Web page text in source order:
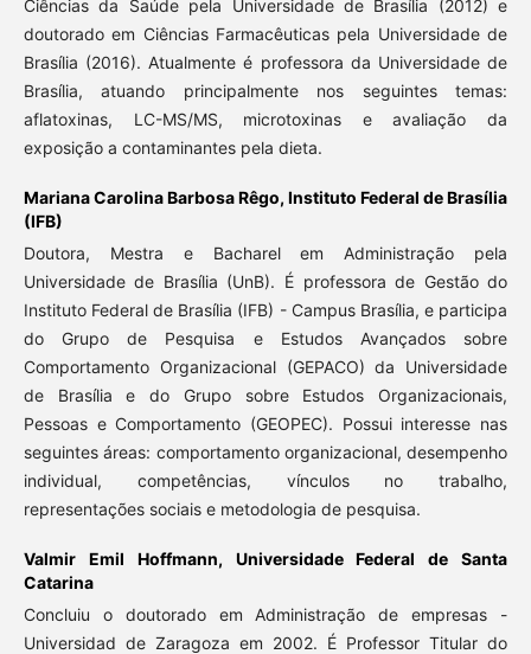
Ciências da Saúde pela Universidade de Brasília (2012) e
doutorado em Ciências Farmacêuticas pela Universidade de
Brasília (2016). Atualmente é professora da Universidade de
Brasília, atuando principalmente nos seguintes temas:
aflatoxinas, LC-MS/MS, microtoxinas e avaliação da
exposição a contaminantes pela dieta.
Mariana Carolina Barbosa Rêgo,Instituto Federal de Brasília
(IFB)
Doutora, Mestra e Bacharel em Administração pela
Universidade de Brasília (UnB). É professora de Gestão do
Instituto Federal de Brasília (IFB) - Campus Brasília, e participa
do Grupo de Pesquisa e Estudos Avançados sobre
Comportamento Organizacional (GEPACO) da Universidade
de Brasília e do Grupo sobre Estudos Organizacionais,
Pessoas e Comportamento (GEOPEC). Possui interesse nas
seguintes áreas: comportamento organizacional, desempenho
individual, competências, vínculos no trabalho,
representações sociais e metodologia de pesquisa.
Valmir Emil Hoffmann, Universidade Federal de Santa
Catarina
Concluiu o doutorado em Administração de empresas -
Universidad de Zaragoza em 2002. É Professor Titular do